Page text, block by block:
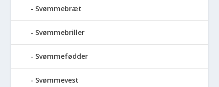
Svømmebræt
Svømmebriller
Svømmefødder
Svømmevest